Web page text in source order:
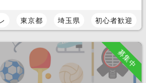
東京都 埼玉県 初心者歓迎
募集中